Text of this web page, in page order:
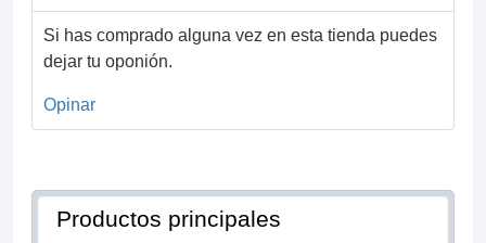
Si has comprado alguna vez en esta tienda puedes
dejar tu oponión.
Opinar
Productos principales